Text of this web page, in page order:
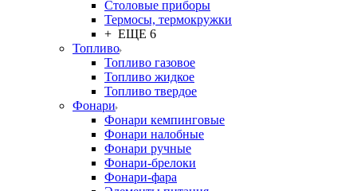
Столовые приборы
Термосы, термокружки
+ ЕЩЕ 6
Топливо
Топливо газовое
Топливо жидкое
Топливо твердое
Фонари
Фонари кемпинговые
Фонари налобные
Фонари ручные
Фонари-брелоки
Фонари-фара